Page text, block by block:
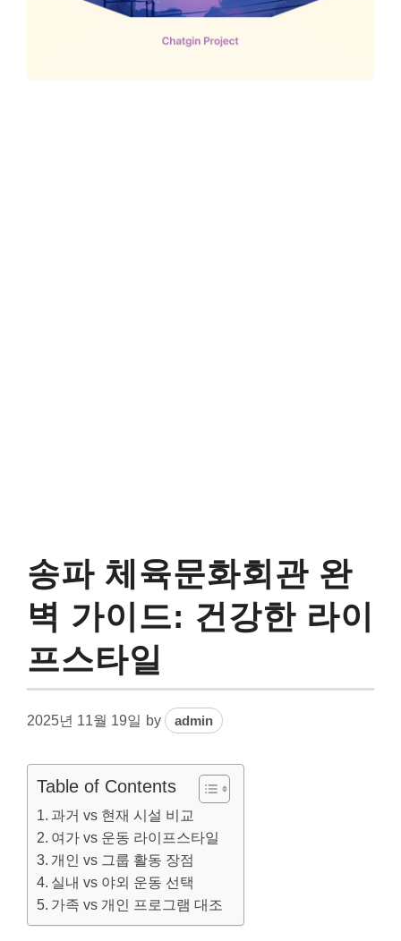
송파 체육문화회관 완
벽 가이드: 건강한 라이
프스타일
2025년 11월 19일 by admin
Table of Contents
과거 vs 현재 시설 비교
여가 vs 운동 라이프스타일
개인 vs 그룹 활동 장점
실내 vs 야외 운동 선택
가족 vs 개인 프로그램 대조